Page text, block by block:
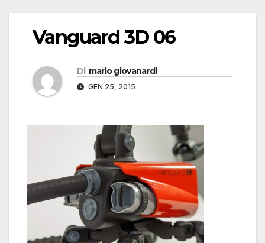
Vanguard 3D 06
Di mario giovanardi
GEN 25, 2015